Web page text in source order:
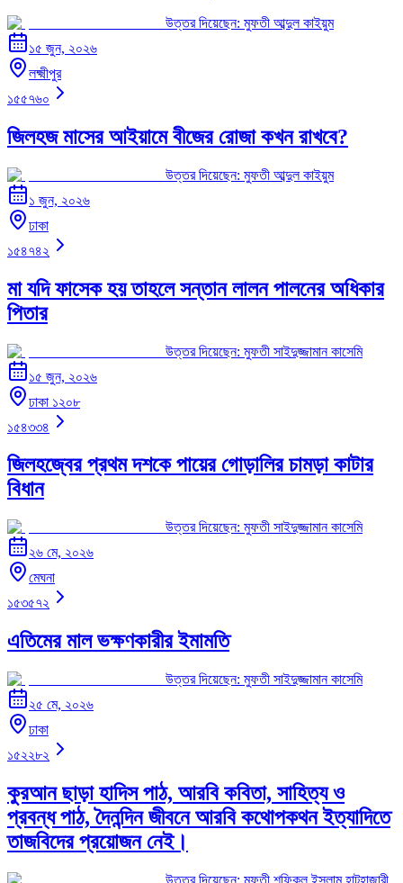
উত্তর দিয়েছেন: মুফতী আব্দুল কাইয়ুম
১৫ জুন, ২০২৬
লক্ষ্মীপুর
১৫৫৭৬০
জিলহজ মাসের আইয়ামে বীজের রোজা কখন রাখবে?
উত্তর দিয়েছেন: মুফতী আব্দুল কাইয়ুম
১ জুন, ২০২৬
ঢাকা
১৫৪৭৪২
মা যদি ফাসেক হয় তাহলে সন্তান লালন পালনের অধিকার
পিতার
উত্তর দিয়েছেন: মুফতী সাইদুজ্জামান কাসেমি
১৫ জুন, ২০২৬
ঢাকা ১২০৮
১৫৪৩৩৪
জিলহজ্বের প্রথম দশকে পায়ের গোড়ালির চামড়া কাটার
বিধান
উত্তর দিয়েছেন: মুফতী সাইদুজ্জামান কাসেমি
২৬ মে, ২০২৬
মেঘনা
১৫৩৫৭২
এতিমের মাল ভক্ষণকারীর ইমামতি
উত্তর দিয়েছেন: মুফতী সাইদুজ্জামান কাসেমি
২৫ মে, ২০২৬
ঢাকা
১৫২২৮২
কুরআন ছাড়া হাদিস পাঠ, আরবি কবিতা, সাহিত্য ও
প্রবন্ধ পাঠ, দৈনন্দিন জীবনে আরবি কথোপকথন ইত্যাদিতে
তাজবিদের প্রয়োজন নেই।
উত্তর দিয়েছেন: মুফতী শফিকুল ইসলাম হাটহাজারী